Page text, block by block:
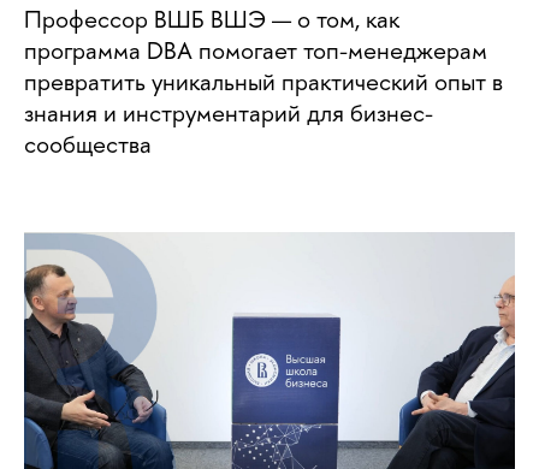
Профессор ВШБ ВШЭ — о том, как
программа DBA помогает топ-менеджерам
превратить уникальный практический опыт в
знания и инструментарий для бизнес-
сообщества